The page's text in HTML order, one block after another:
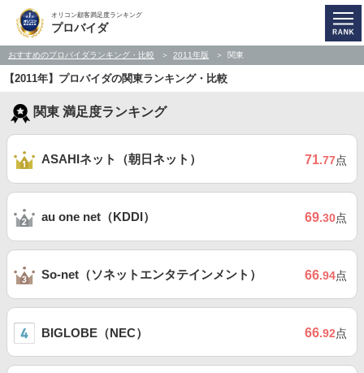
オリコン顧客満足度ランキング
プロバイダ
おすすめのプロバイダランキング・比較 2011年版 関東
【2011年】プロバイダの関東ランキング・比較
関東 満足度ランキング
ASAHIネット（朝日ネット） 71.77点
au one net（KDDI） 69.30点
So-net（ソネットエンタテインメント） 66.94点
BIGLOBE（NEC） 66.92点